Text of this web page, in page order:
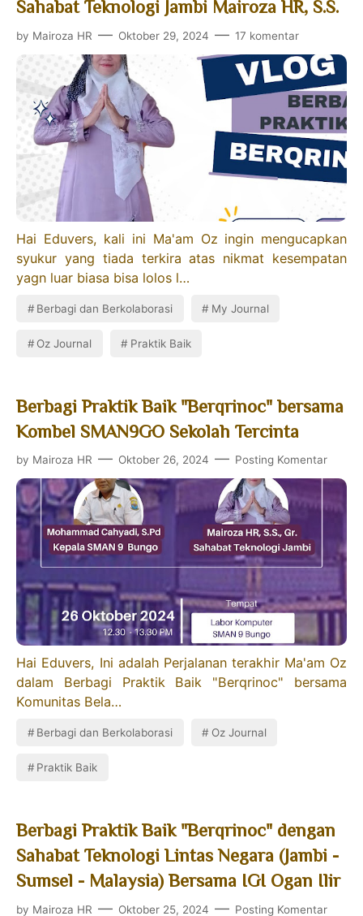
Sahabat Teknologi Jambi Mairoza HR, S.S.
by Mairoza HR Oktober 29, 2024 17 komentar
Hai Eduvers, kali ini Ma'am Oz ingin mengucapkan
syukur yang tiada terkira atas nikmat kesempatan
yagn luar biasa bisa lolos l…
Berbagi dan Berkolaborasi My Journal
Oz Journal Praktik Baik
Berbagi Praktik Baik "Berqrinoc" bersama
Kombel SMAN9GO Sekolah Tercinta
by Mairoza HR Oktober 26, 2024 Posting Komentar
Hai Eduvers, Ini adalah Perjalanan terakhir Ma'am Oz
dalam Berbagi Praktik Baik "Berqrinoc" bersama
Komunitas Bela…
Berbagi dan Berkolaborasi Oz Journal
Praktik Baik
Berbagi Praktik Baik "Berqrinoc" dengan
Sahabat Teknologi Lintas Negara (Jambi -
Sumsel - Malaysia) Bersama IGI Ogan Ilir
by Mairoza HR Oktober 25, 2024 Posting Komentar